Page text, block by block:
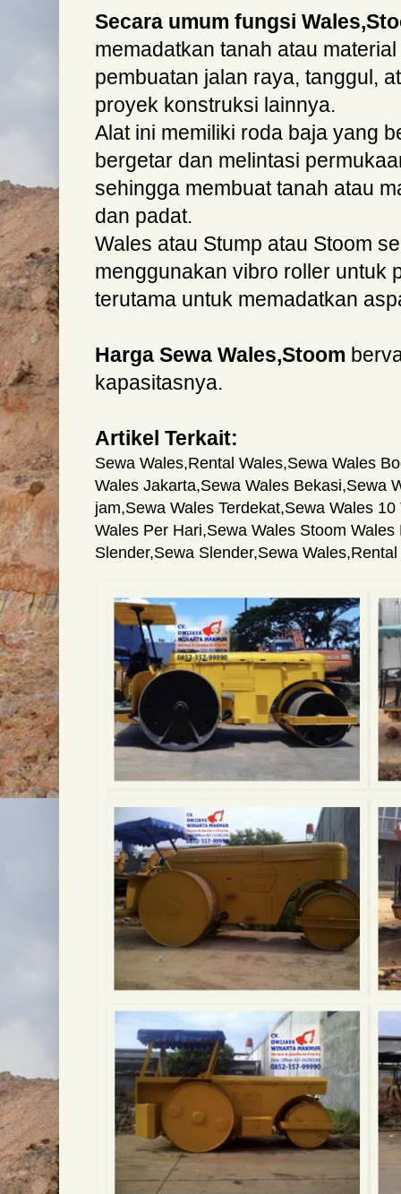
Secara umum fungsi
memadatkan tanah atau
pembuatan jalan raya, tanggul,
proyek konstruksi lainnya.
Alat ini memiliki roda baja yang
bergetar dan melintasi
sehingga membuat tanah atau
dan padat.
Wales atau Stump atau Stoom
menggunakan vibro roller untuk
terutama untuk memadatkan
Harga Sewa Wales,Stoom
kapasitasnya.
Artikel Terkait:
Sewa Wales,Rental Wales,Sewa Wales
Wales Jakarta,Sewa Wales Bekasi,Sewa
jam,Sewa Wales Terdekat,Sewa Wales 10
Wales Per Hari,Sewa Wales Stoom
Slender,Sewa Slender,Sewa Wales,